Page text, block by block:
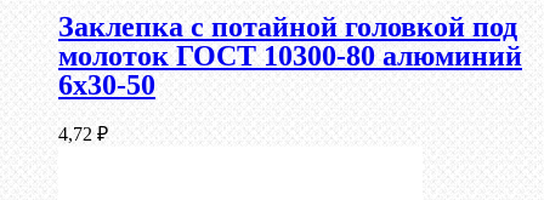
Заклепка с потайной головкой под
молоток ГОСТ 10300-80 алюминий
6х30-50
4,72 ₽